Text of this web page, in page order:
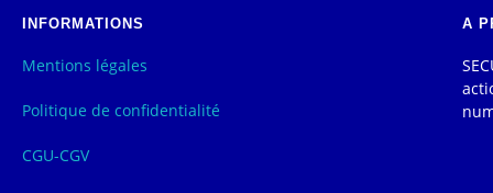
INFORMATIONS
Mentions légales
Politique de confidentialité
CGU-CGV
A